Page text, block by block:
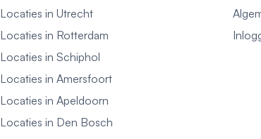
Locaties in Utrecht
Locaties in Rotterdam
Locaties in Schiphol
Locaties in Amersfoort
Locaties in Apeldoorn
Locaties in Den Bosch